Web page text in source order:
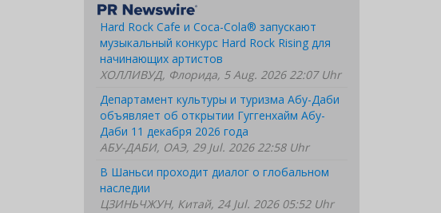
Hard Rock Cafe и Coca-Cola® запускают
музыкальный конкурс Hard Rock Rising для
начинающих артистов
ХОЛЛИВУД, Флорида, 5 Aug. 2026 22:07 Uhr
Департамент культуры и туризма Абу-Даби
объявляет об открытии Гуггенхайм Абу-
Даби 11 декабря 2026 года
АБУ-ДАБИ, ОАЭ, 29 Jul. 2026 22:58 Uhr
В Шаньси проходит диалог о глобальном
наследии
ЦЗИНЬЧЖУН, Китай, 24 Jul. 2026 05:52 Uhr